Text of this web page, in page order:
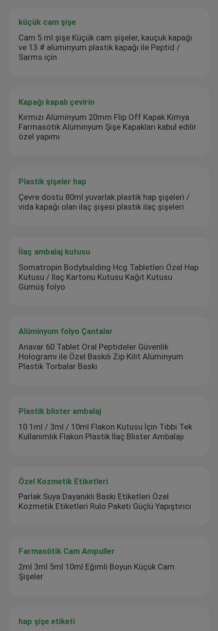
küçük cam şişe
Cam 5 ml şişe Küçük cam şişeler, kauçuk kapağı
ve 13 # alüminyum plastik kapağı ile Peptid /
Sarms için
Kapağı kapalı çevirin
Kırmızı Alüminyum 20mm Flip Off Kapak Kimya
Farmasötik Alüminyum Şişe Kapakları kabul edilir
özel yapımı
Plastik şişeler hap
Çevre dostu 80ml yuvarlak plastik hap şişeleri /
vida kapağı olan ilaç şişesi plastik ilaç şişeleri
İlaç ambalaj kutusu
Somatropin Bodybuilding Hcg Tabletleri Özel Hap
Kutusu / İlaç Kartonu Kutusu Kağıt Kutusu
Gümüş folyo
Alüminyum folyo Çantalar
Anavar 60 Tablet Oral Peptideler Güvenlik
Hologramı ile Özel Baskılı Zip Kilit Alüminyum
Plastik Torbalar Baskı
Plastik blister ambalaj
10 1ml / 3ml / 10ml Flakon Kutusu İçin Tıbbi Tek
Kullanımlık Flakon Plastik İlaç Blister Ambalajı
Özel Kozmetik Etiketleri
Parlak Suya Dayanıklı Baskı Etiketleri Özel
Kozmetik Etiketleri Rulo Paketi Güçlü Yapıştırıcı
Farmasötik Cam Ampuller
2ml 3ml 5ml 10ml Eğimli Boyun Küçük Cam
Şişeler
hap şişe etiketi